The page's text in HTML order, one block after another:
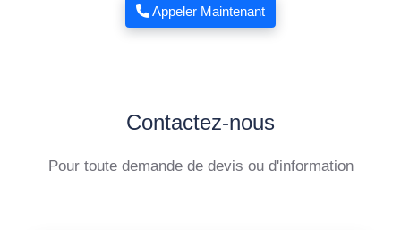
Appeler Maintenant
Contactez-nous
Pour toute demande de devis ou d'information